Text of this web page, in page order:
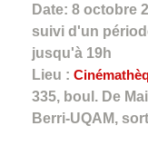
Date: 8 octobre
suivi d'un
jusqu'à 19h
Lieu :
335, boul. De
Berri-UQAM,